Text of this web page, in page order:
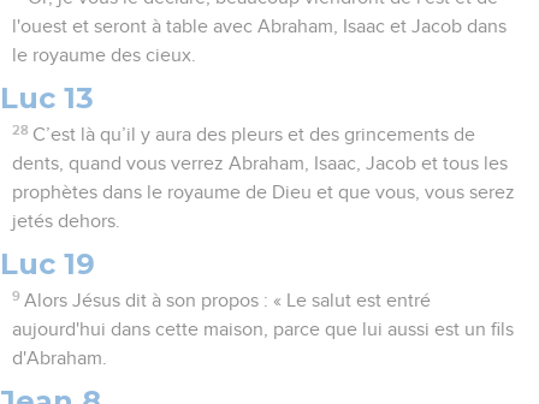
l'ouest et seront à table avec Abraham, Isaac et Jacob dans
le royaume des cieux.
Luc 13
28 C’est là qu’il y aura des pleurs et des grincements de
dents, quand vous verrez Abraham, Isaac, Jacob et tous les
prophètes dans le royaume de Dieu et que vous, vous serez
jetés dehors.
Luc 19
9 Alors Jésus dit à son propos : « Le salut est entré
aujourd'hui dans cette maison, parce que lui aussi est un fils
d'Abraham.